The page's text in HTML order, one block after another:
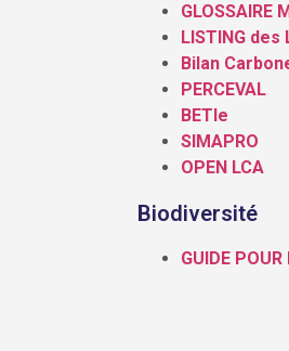
GLOSSAIRE
LISTING
Bilan
PERCEVAL
BETIe
SIMAPRO
OPEN LCA
Biodiversité
GUIDE POUR